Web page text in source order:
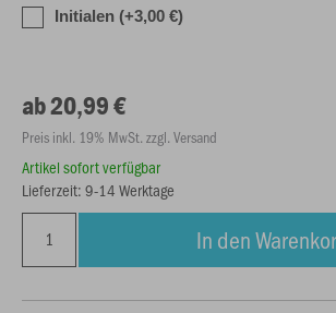
Initialen (+3,00 €)
ab 20,99 €
Preis inkl. 19% MwSt. zzgl. Versand
Artikel sofort verfügbar
Lieferzeit: 9-14 Werktage
In den